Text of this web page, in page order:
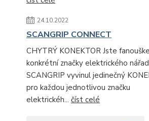
24.10.2022
SCANGRIP CONNECT
CHYTRÝ KONEKTOR Jste
konkrétní značky elektrického
SCANGRIP vyvinul jedinečný
pro každou jednotlivou značku
elektrickéh... číst celé